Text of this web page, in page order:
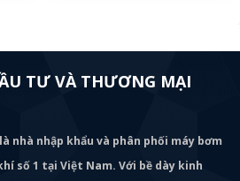
TƯ VÀ THƯƠNG MẠI
nhà nhập khẩu và phân phối máy bơm
số 1 tại Việt Nam. Với bề dày kinh